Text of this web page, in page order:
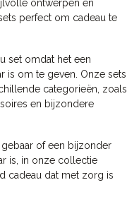
ontwerpen en
perfect om cadeau te
set omdat het een
is om te geven. Onze sets
categorieën, zoals
en bijzondere
of een bijzonder
is, in onze collectie
cadeau dat met zorg is